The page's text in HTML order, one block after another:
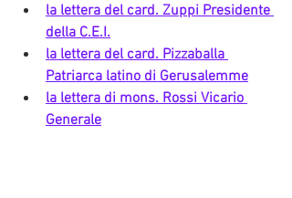
la lettera del card. Zuppi Presidente
della C.E.I.
la lettera del card. Pizzaballa
Patriarca latino di Gerusalemme
la lettera di mons. Rossi Vicario
Generale